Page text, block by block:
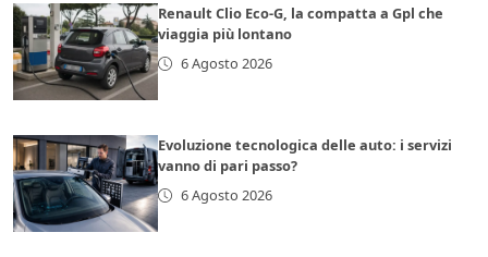
Renault Clio Eco-G, la compatta a Gpl che
viaggia più lontano
6 Agosto 2026
Evoluzione tecnologica delle auto: i servizi
vanno di pari passo?
6 Agosto 2026